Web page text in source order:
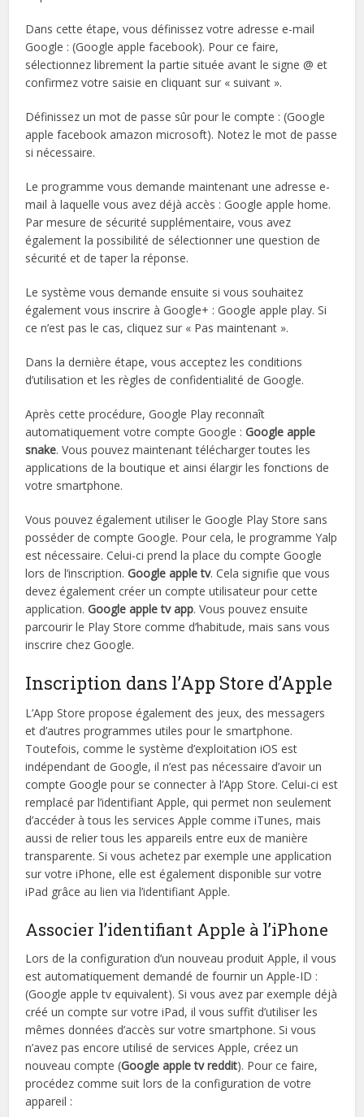
Dans cette étape, vous définissez votre adresse e-mail
Google : (Google apple facebook). Pour ce faire,
sélectionnez librement la partie située avant le signe @ et
confirmez votre saisie en cliquant sur « suivant ».
Définissez un mot de passe sûr pour le compte : (Google
apple facebook amazon microsoft). Notez le mot de passe
si nécessaire.
Le programme vous demande maintenant une adresse e-
mail à laquelle vous avez déjà accès : Google apple home.
Par mesure de sécurité supplémentaire, vous avez
également la possibilité de sélectionner une question de
sécurité et de taper la réponse.
Le système vous demande ensuite si vous souhaitez
également vous inscrire à Google+ : Google apple play. Si
ce n’est pas le cas, cliquez sur « Pas maintenant ».
Dans la dernière étape, vous acceptez les conditions
d’utilisation et les règles de confidentialité de Google.
Après cette procédure, Google Play reconnaît
automatiquement votre compte Google :Google apple
snake. Vous pouvez maintenant télécharger toutes les
applications de la boutique et ainsi élargir les fonctions de
votre smartphone.
Vous pouvez également utiliser le Google Play Store sans
posséder de compte Google. Pour cela, le programme Yalp
est nécessaire. Celui-ci prend la place du compte Google
lors de l’inscription.Google apple tv. Cela signifie que vous
devez également créer un compte utilisateur pour cette
application.Google apple tv app. Vous pouvez ensuite
parcourir le Play Store comme d’habitude, mais sans vous
inscrire chez Google.
Inscription dans l’App Store d’Apple
L’App Store propose également des jeux, des messagers
et d’autres programmes utiles pour le smartphone.
Toutefois, comme le système d’exploitation iOS est
indépendant de Google, il n’est pas nécessaire d’avoir un
compte Google pour se connecter à l’App Store. Celui-ci est
remplacé par l’identifiant Apple, qui permet non seulement
d’accéder à tous les services Apple comme iTunes, mais
aussi de relier tous les appareils entre eux de manière
transparente. Si vous achetez par exemple une application
sur votre iPhone, elle est également disponible sur votre
iPad grâce au lien via l’identifiant Apple.
Associer l’identifiant Apple à l’iPhone
Lors de la configuration d’un nouveau produit Apple, il vous
est automatiquement demandé de fournir un Apple-ID :
(Google apple tv equivalent). Si vous avez par exemple déjà
créé un compte sur votre iPad, il vous suffit d’utiliser les
mêmes données d’accès sur votre smartphone. Si vous
n’avez pas encore utilisé de services Apple, créez un
nouveau compte (Google apple tv reddit). Pour ce faire,
procédez comme suit lors de la configuration de votre
appareil :